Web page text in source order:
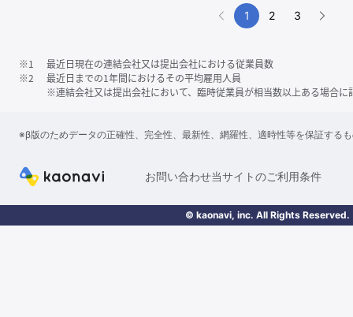
1 2 3
※1
最近日現在の連結会社又は提出会社における従業員数
※2
最近日までの1年間におけるその平均雇用人員
※連結会社又は提出会社において、臨時従業員が相当数以上ある場合に
※β版のためデータの正確性、完全性、最新性、網羅性、適時性等を保証する
お問い合わせ当サイトのご利用条件
© kaonavi, inc. All Rights Reserved.